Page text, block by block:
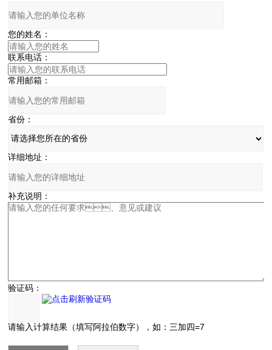
您的姓名：
联系电话：
常用邮箱：
省份：
详细地址：
补充说明：
验证码：
请输入计算结果（填写阿拉伯数字），如：三加四=7